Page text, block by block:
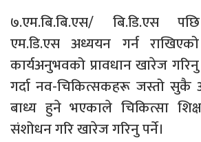
७.एम.बि.बि.एस/ बि.डि.एस
एम.डि.एस अध्ययन गर्न
कार्यअनुभवको प्रावधान खारेज गरिनु
गर्दा नव-चिकित्सकहरू जस्तो सुकै
बाध्य हुने भएकाले चिकित्सा
संशोधन गरि खारेज गरिनु पर्ने।